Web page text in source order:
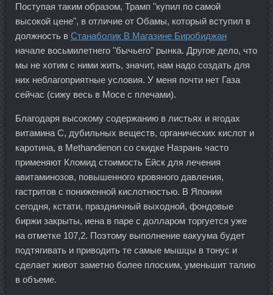
Поступая таким образом, Трамп "купил по самой
высокой цене", в отличие от Обамы, который вступил в
должность в Станаболик В Магазине Биробиджан
начале восьмилетнего "бычьего" рынка. Другое дело, что
мы не хотим с ними жить, значит, нам надо создать для
них неблагоприятные условия. У меня почти нет Газа
сейчас (сижу весь в Мосе с плечами).
Благодаря высокому содержанию в листьях и ягодах
витамина С, дубильных веществ, органических кислот и
каротина, в Methandienon со скидке Назрань часто
применяют Кломид стоимость Ейск для лечения
авитаминозов, повышенного кровяного давления,
гастритов с пониженной кислотностью. В Японии
сегодня, кстати, праздничный выходной, фондовые
биржи закрыты, иена в паре с долларом торгуется уже
на отметке 107,2. Поэтому выполнение вакуума будет
подтягивать и приводить те самые мышцы в тонус и
сделает живот заметно более плоским, уменьшит талию
в объеме.